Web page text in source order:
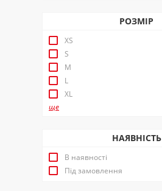
РОЗМІР
XS
S
M
L
XL
ще
НАЯВНІСТЬ
В наявності
Під замовлення